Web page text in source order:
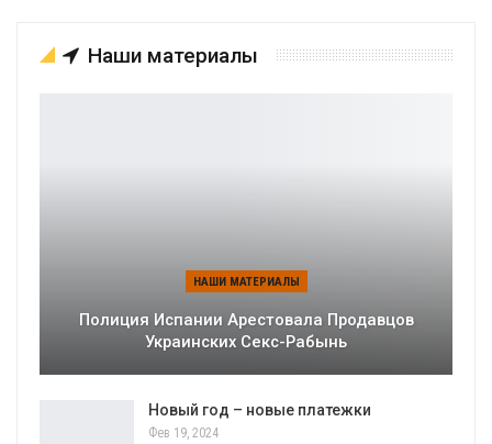
Наши материалы
НАШИ МАТЕРИАЛЫ
Полиция Испании Арестовала Продавцов
Украинских Секс-Рабынь
Новый год – новые платежки
Фев 19, 2024